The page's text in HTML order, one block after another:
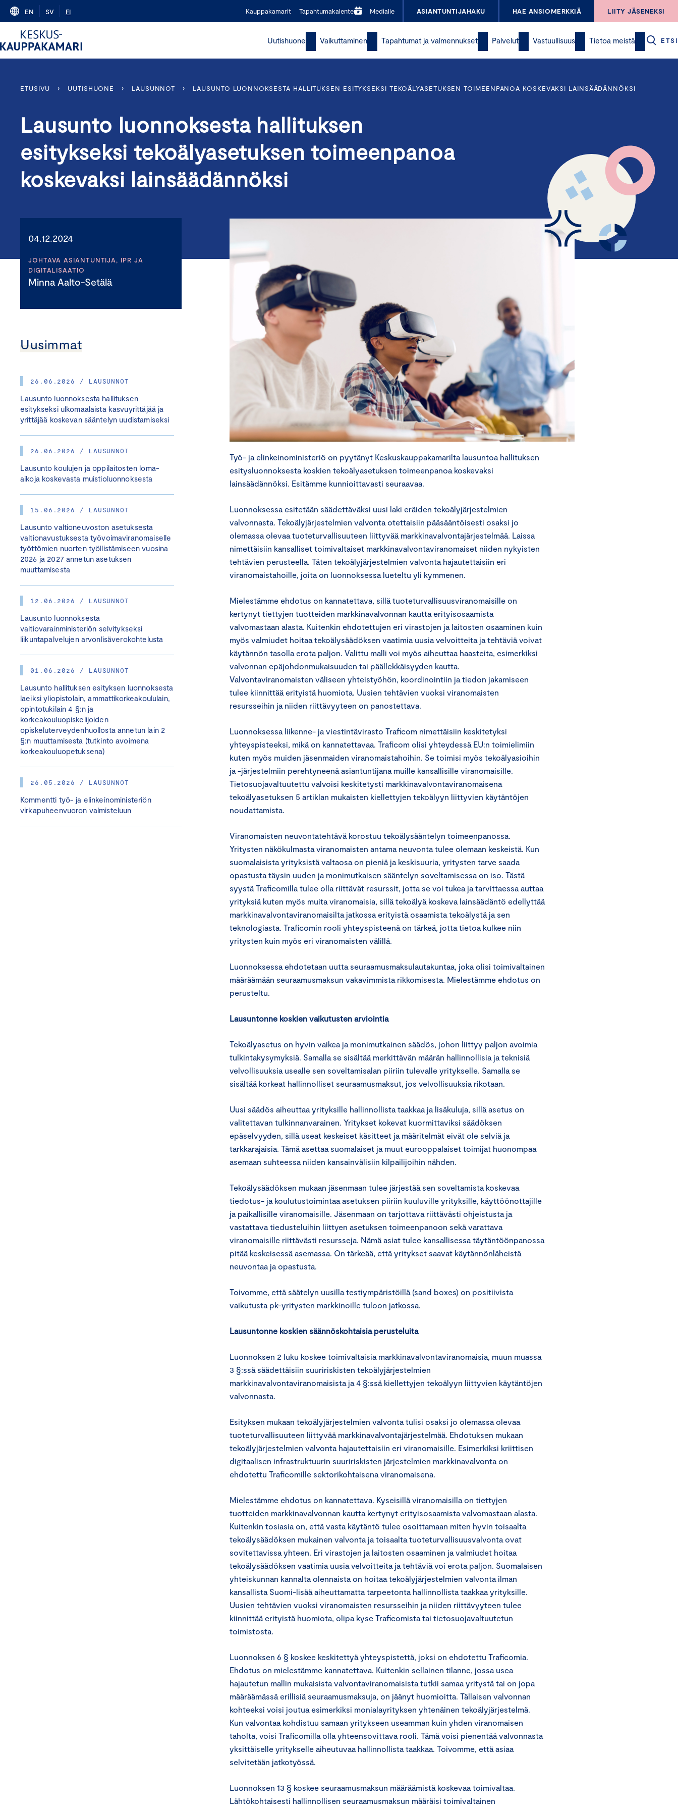
Skip
content
EN SV FI Kauppakamarit Tapahtumakalenteri Medialle ASIANTUNTIJAHAKU HAE ANSIOMERKKIÄ LIITY JÄSENEKSI
Uutishuone Vaikuttaminen Tapahtumat ja valmennukset Palvelut Vastuullisuus Tietoa meistä ETSI
ETUSIVU › UUTISHUONE › LAUSUNNOT › LAUSUNTO LUONNOKSESTA HALLITUKSEN ESITYKSEKSI TEKOÄLYASETUKSEN TOIMEENPANOA KOSKEVAKSI LAINSÄÄDÄNNÖKSI
Lausunto luonnoksesta hallituksen
esitykseksi tekoälyasetuksen toimeenpanoa
koskevaksi lainsäädännöksi
04.12.2024
JOHTAVA ASIANTUNTIJA, IPR JA
DIGITALISAATIO
Minna Aalto-Setälä
Uusimmat
26.06.2026 / LAUSUNNOT
Lausunto luonnoksesta hallituksen
esitykseksi ulkomaalaista kasvuyrittäjää ja
yrittäjää koskevan sääntelyn uudistamiseksi
26.06.2026 / LAUSUNNOT
Lausunto koulujen ja oppilaitosten loma-
aikoja koskevasta muistioluonnoksesta
15.06.2026 / LAUSUNNOT
Lausunto valtioneuvoston asetuksesta
valtionavustuksesta työvoimaviranomaiselle
työttömien nuorten työllistämiseen vuosina
2026 ja 2027 annetun asetuksen
muuttamisesta
12.06.2026 / LAUSUNNOT
Lausunto luonnoksesta
valtiovarainministeriön selvitykseksi
liikuntapalvelujen arvonlisäverokohtelusta
01.06.2026 / LAUSUNNOT
Lausunto hallituksen esityksen luonnoksesta
laeiksi yliopistolain, ammattikorkeakoululain,
opintotukilain 4 §:n ja
korkeakouluopiskelijoiden
opiskeluterveydenhuollosta annetun lain 2
§:n muuttamisesta (tutkinto avoimena
korkeakouluopetuksena)
26.05.2026 / LAUSUNNOT
Kommentti työ- ja elinkeinoministeriön
virkapuheenvuoron valmisteluun
Työ- ja elinkeinoministeriö on pyytänyt Keskuskauppakamarilta lausuntoa hallituksen
esitysluonnoksesta koskien tekoälyasetuksen toimeenpanoa koskevaksi
lainsäädännöksi. Esitämme kunnioittavasti seuraavaa.
Luonnoksessa esitetään säädettäväksi uusi laki eräiden tekoälyjärjestelmien
valvonnasta. Tekoälyjärjestelmien valvonta otettaisiin pääsääntöisesti osaksi jo
olemassa olevaa tuoteturvallisuuteen liittyvää markkinavalvontajärjestelmää. Laissa
nimettäisiin kansalliset toimivaltaiset markkinavalvontaviranomaiset niiden nykyisten
tehtävien perusteella. Täten tekoälyjärjestelmien valvonta hajautettaisiin eri
viranomaistahoille, joita on luonnoksessa lueteltu yli kymmenen.
Mielestämme ehdotus on kannatettava, sillä tuoteturvallisuusviranomaisille on
kertynyt tiettyjen tuotteiden markkinavalvonnan kautta erityisosaamista
valvomastaan alasta. Kuitenkin ehdotettujen eri virastojen ja laitosten osaaminen kuin
myös valmiudet hoitaa tekoälysäädöksen vaatimia uusia velvoitteita ja tehtäviä voivat
käytännön tasolla erota paljon. Valittu malli voi myös aiheuttaa haasteita, esimerkiksi
valvonnan epäjohdonmukaisuuden tai päällekkäisyyden kautta.
Valvontaviranomaisten väliseen yhteistyöhön, koordinointiin ja tiedon jakamiseen
tulee kiinnittää erityistä huomiota. Uusien tehtävien vuoksi viranomaisten
resursseihin ja niiden riittävyyteen on panostettava.
Luonnoksessa liikenne- ja viestintävirasto Traficom nimettäisiin keskitetyksi
yhteyspisteeksi, mikä on kannatettavaa. Traficom olisi yhteydessä EU:n toimielimiin
kuten myös muiden jäsenmaiden viranomaistahoihin. Se toimisi myös tekoälyasioihin
ja -järjestelmiin perehtyneenä asiantuntijana muille kansallisille viranomaisille.
Tietosuojavaltuutettu valvoisi keskitetysti markkinavalvontaviranomaisena
tekoälyasetuksen 5 artiklan mukaisten kiellettyjen tekoälyyn liittyvien käytäntöjen
noudattamista.
Viranomaisten neuvontatehtävä korostuu tekoälysääntelyn toimeenpanossa.
Yritysten näkökulmasta viranomaisten antama neuvonta tulee olemaan keskeistä. Kun
suomalaisista yrityksistä valtaosa on pieniä ja keskisuuria, yritysten tarve saada
opastusta täysin uuden ja monimutkaisen sääntelyn soveltamisessa on iso. Tästä
syystä Traficomilla tulee olla riittävät resurssit, jotta se voi tukea ja tarvittaessa auttaa
yrityksiä kuten myös muita viranomaisia, sillä tekoälyä koskeva lainsäädäntö edellyttää
markkinavalvontaviranomaisilta jatkossa erityistä osaamista tekoälystä ja sen
teknologiasta. Traficomin rooli yhteyspisteenä on tärkeä, jotta tietoa kulkee niin
yritysten kuin myös eri viranomaisten välillä.
Luonnoksessa ehdotetaan uutta seuraamusmaksulautakuntaa, joka olisi toimivaltainen
määräämään seuraamusmaksun vakavimmista rikkomisesta. Mielestämme ehdotus on
perusteltu.
Lausuntonne koskien vaikutusten arviointia
Tekoälyasetus on hyvin vaikea ja monimutkainen säädös, johon liittyy paljon avoimia
tulkintakysymyksiä. Samalla se sisältää merkittävän määrän hallinnollisia ja teknisiä
velvollisuuksia usealle sen soveltamisalan piiriin tulevalle yritykselle. Samalla se
sisältää korkeat hallinnolliset seuraamusmaksut, jos velvollisuuksia rikotaan.
Uusi säädös aiheuttaa yrityksille hallinnollista taakkaa ja lisäkuluja, sillä asetus on
valitettavan tulkinnanvarainen. Yritykset kokevat kuormittaviksi säädöksen
epäselvyyden, sillä useat keskeiset käsitteet ja määritelmät eivät ole selviä ja
tarkkarajaisia. Tämä asettaa suomalaiset ja muut eurooppalaiset toimijat huonompaa
asemaan suhteessa niiden kansainvälisiin kilpailijoihin nähden.
Tekoälysäädöksen mukaan jäsenmaan tulee järjestää sen soveltamista koskevaa
tiedotus- ja koulutustoimintaa asetuksen piiriin kuuluville yrityksille, käyttöönottajille
ja paikallisille viranomaisille. Jäsenmaan on tarjottava riittävästi ohjeistusta ja
vastattava tiedusteluihin liittyen asetuksen toimeenpanoon sekä varattava
viranomaisille riittävästi resursseja. Nämä asiat tulee kansallisessa täytäntöönpanossa
pitää keskeisessä asemassa. On tärkeää, että yritykset saavat käytännönläheistä
neuvontaa ja opastusta.
Toivomme, että säätelyn uusilla testiympäristöillä (sand boxes) on positiivista
vaikutusta pk-yritysten markkinoille tuloon jatkossa.
Lausuntonne koskien säännöskohtaisia perusteluita
Luonnoksen 2 luku koskee toimivaltaisia markkinavalvontaviranomaisia, muun muassa
3 §:ssä säädettäisiin suuririskisten tekoälyjärjestelmien
markkinavalvontaviranomaisista ja 4 §:ssä kiellettyjen tekoälyyn liittyvien käytäntöjen
valvonnasta.
Esityksen mukaan tekoälyjärjestelmien valvonta tulisi osaksi jo olemassa olevaa
tuoteturvallisuuteen liittyvää markkinavalvontajärjestelmää. Ehdotuksen mukaan
tekoälyjärjestelmien valvonta hajautettaisiin eri viranomaisille. Esimerkiksi kriittisen
digitaalisen infrastruktuurin suuririskisten järjestelmien markkinavalvonta on
ehdotettu Traficomille sektorikohtaisena viranomaisena.
Mielestämme ehdotus on kannatettava. Kyseisillä viranomaisilla on tiettyjen
tuotteiden markkinavalvonnan kautta kertynyt erityisosaamista valvomastaan alasta.
Kuitenkin tosiasia on, että vasta käytäntö tulee osoittamaan miten hyvin toisaalta
tekoälysäädöksen mukainen valvonta ja toisaalta tuoteturvallisuusvalvonta ovat
sovitettavissa yhteen. Eri virastojen ja laitosten osaaminen ja valmiudet hoitaa
tekoälysäädöksen vaatimia uusia velvoitteita ja tehtäviä voi erota paljon. Suomalaisen
yhteiskunnan kannalta olennaista on hoitaa tekoälyjärjestelmien valvonta ilman
kansallista Suomi-lisää aiheuttamatta tarpeetonta hallinnollista taakkaa yrityksille.
Uusien tehtävien vuoksi viranomaisten resursseihin ja niiden riittävyyteen tulee
kiinnittää erityistä huomiota, olipa kyse Traficomista tai tietosuojavaltuutetun
toimistosta.
Luonnoksen 6 § koskee keskitettyä yhteyspistettä, joksi on ehdotettu Traficomia.
Ehdotus on mielestämme kannatettava. Kuitenkin sellainen tilanne, jossa usea
hajautetun mallin mukaisista valvontaviranomaisista tutkii samaa yritystä tai on jopa
määräämässä erillisiä seuraamusmaksuja, on jäänyt huomioitta. Tällaisen valvonnan
kohteeksi voisi joutua esimerkiksi monialayrityksen yhtenäinen tekoälyjärjestelmä.
Kun valvontaa kohdistuu samaan yritykseen useamman kuin yhden viranomaisen
taholta, voisi Traficomilla olla yhteensovittava rooli. Tämä voisi pienentää valvonnasta
yksittäiselle yritykselle aiheutuvaa hallinnollista taakkaa. Toivomme, että asiaa
selvitetään jatkotyössä.
Luonnoksen 13 § koskee seuraamusmaksun määräämistä koskevaa toimivaltaa.
Lähtökohtaisesti hallinnollisen seuraamusmaksun määräisi toimivaltainen